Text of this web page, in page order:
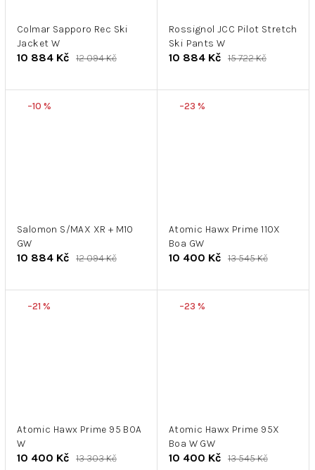
Colmar Sapporo Rec Ski
Jacket W
10 884 Kč 12 094 Kč
Rossignol JCC Pilot Stretch
Ski Pants W
10 884 Kč 15 722 Kč
–10 %
Salomon S/MAX XR + M10
GW
10 884 Kč 12 094 Kč
–23 %
Atomic Hawx Prime 110X
Boa GW
10 400 Kč 13 545 Kč
–21 %
Atomic Hawx Prime 95 BOA
W
10 400 Kč 13 303 Kč
–23 %
Atomic Hawx Prime 95X
Boa W GW
10 400 Kč 13 545 Kč